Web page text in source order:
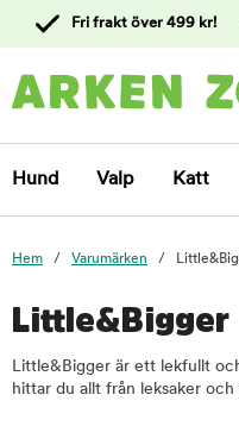
kundtjänst
Fri frakt över 499 kr!
Hund Valp Katt
Hem Varumärken
Little&Bigger
Little&Bigger är ett lekfullt
hittar du allt från leksaker